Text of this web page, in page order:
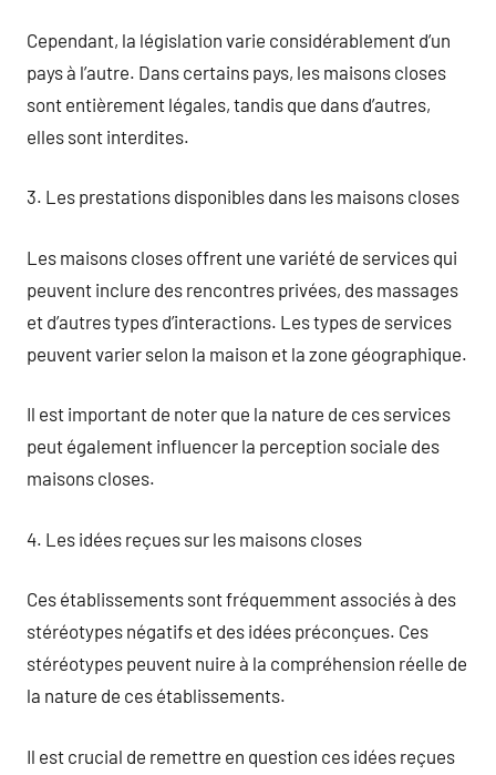
Cependant, la législation varie considérablement d’un
pays à l’autre. Dans certains pays, les maisons closes
sont entièrement légales, tandis que dans d’autres,
elles sont interdites.
3. Les prestations disponibles dans les maisons closes
Les maisons closes offrent une variété de services qui
peuvent inclure des rencontres privées, des massages
et d’autres types d’interactions. Les types de services
peuvent varier selon la maison et la zone géographique.
Il est important de noter que la nature de ces services
peut également influencer la perception sociale des
maisons closes.
4. Les idées reçues sur les maisons closes
Ces établissements sont fréquemment associés à des
stéréotypes négatifs et des idées préconçues. Ces
stéréotypes peuvent nuire à la compréhension réelle de
la nature de ces établissements.
Il est crucial de remettre en question ces idées reçues